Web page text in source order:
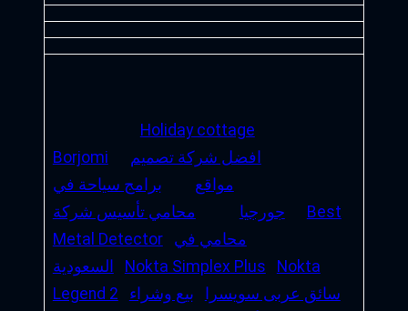
Holiday cottage
Borjomi
افضل شركة تصميم
مواقع
برامج سياحة في
جورجيا
محامي تأسيس شركة
Best
Metal Detector
محامي في
السعودية
Nokta Simplex Plus
Nokta
Legend 2
سائق عربى سويسرا
بيع وشراء